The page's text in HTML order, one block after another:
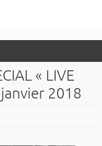
« LIVE
janvier 2018